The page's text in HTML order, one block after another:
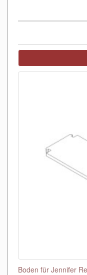
Boden für Jennifer